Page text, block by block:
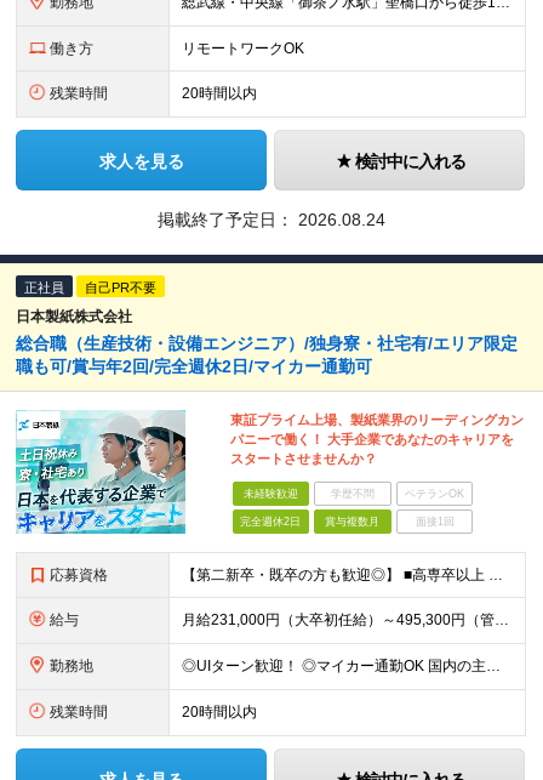
働き方 リモートワークOK
残業時間 20時間以内
求人を見る 検討中に入れる
掲載終了予定日： 2026.08.24
正社員 自己PR不要
日本製紙株式会社
総合職（生産技術・設備エンジニア）/独身寮・社宅有/エリア限定
職も可/賞与年2回/完全週休2日/マイカー通勤可
東証プライム上場、製紙業界のリーディングカン
パニーで働く！ 大手企業であなたのキャリアを
スタートさせませんか？
未経験歓迎 学歴不問 ベテランOK
完全週休2日 賞与複数月 面接1回
応募資格 【第二新卒・既卒の方も歓迎◎】 ■高専卒以上 （大学卒業・大学院修了の方、 または工業高等専門学校（5年制）卒業の方を想定しています。）
給与 月給231,000円（大卒初任給）～495,300円（管理職） ※残業代は100％支給します ※3ヶ月の試用期間あり。その間の待遇に変更はありません
勤務地 ◎UIターン歓迎！ ◎マイカー通勤OK 国内の主要工場・研究所でのご勤務となります。（北海道、秋田、宮城、福島、茨城、埼玉、栃木、静岡、兵庫、広島、島根、山口、熊本） 初任地については、応募時に希望
残業時間 20時間以内